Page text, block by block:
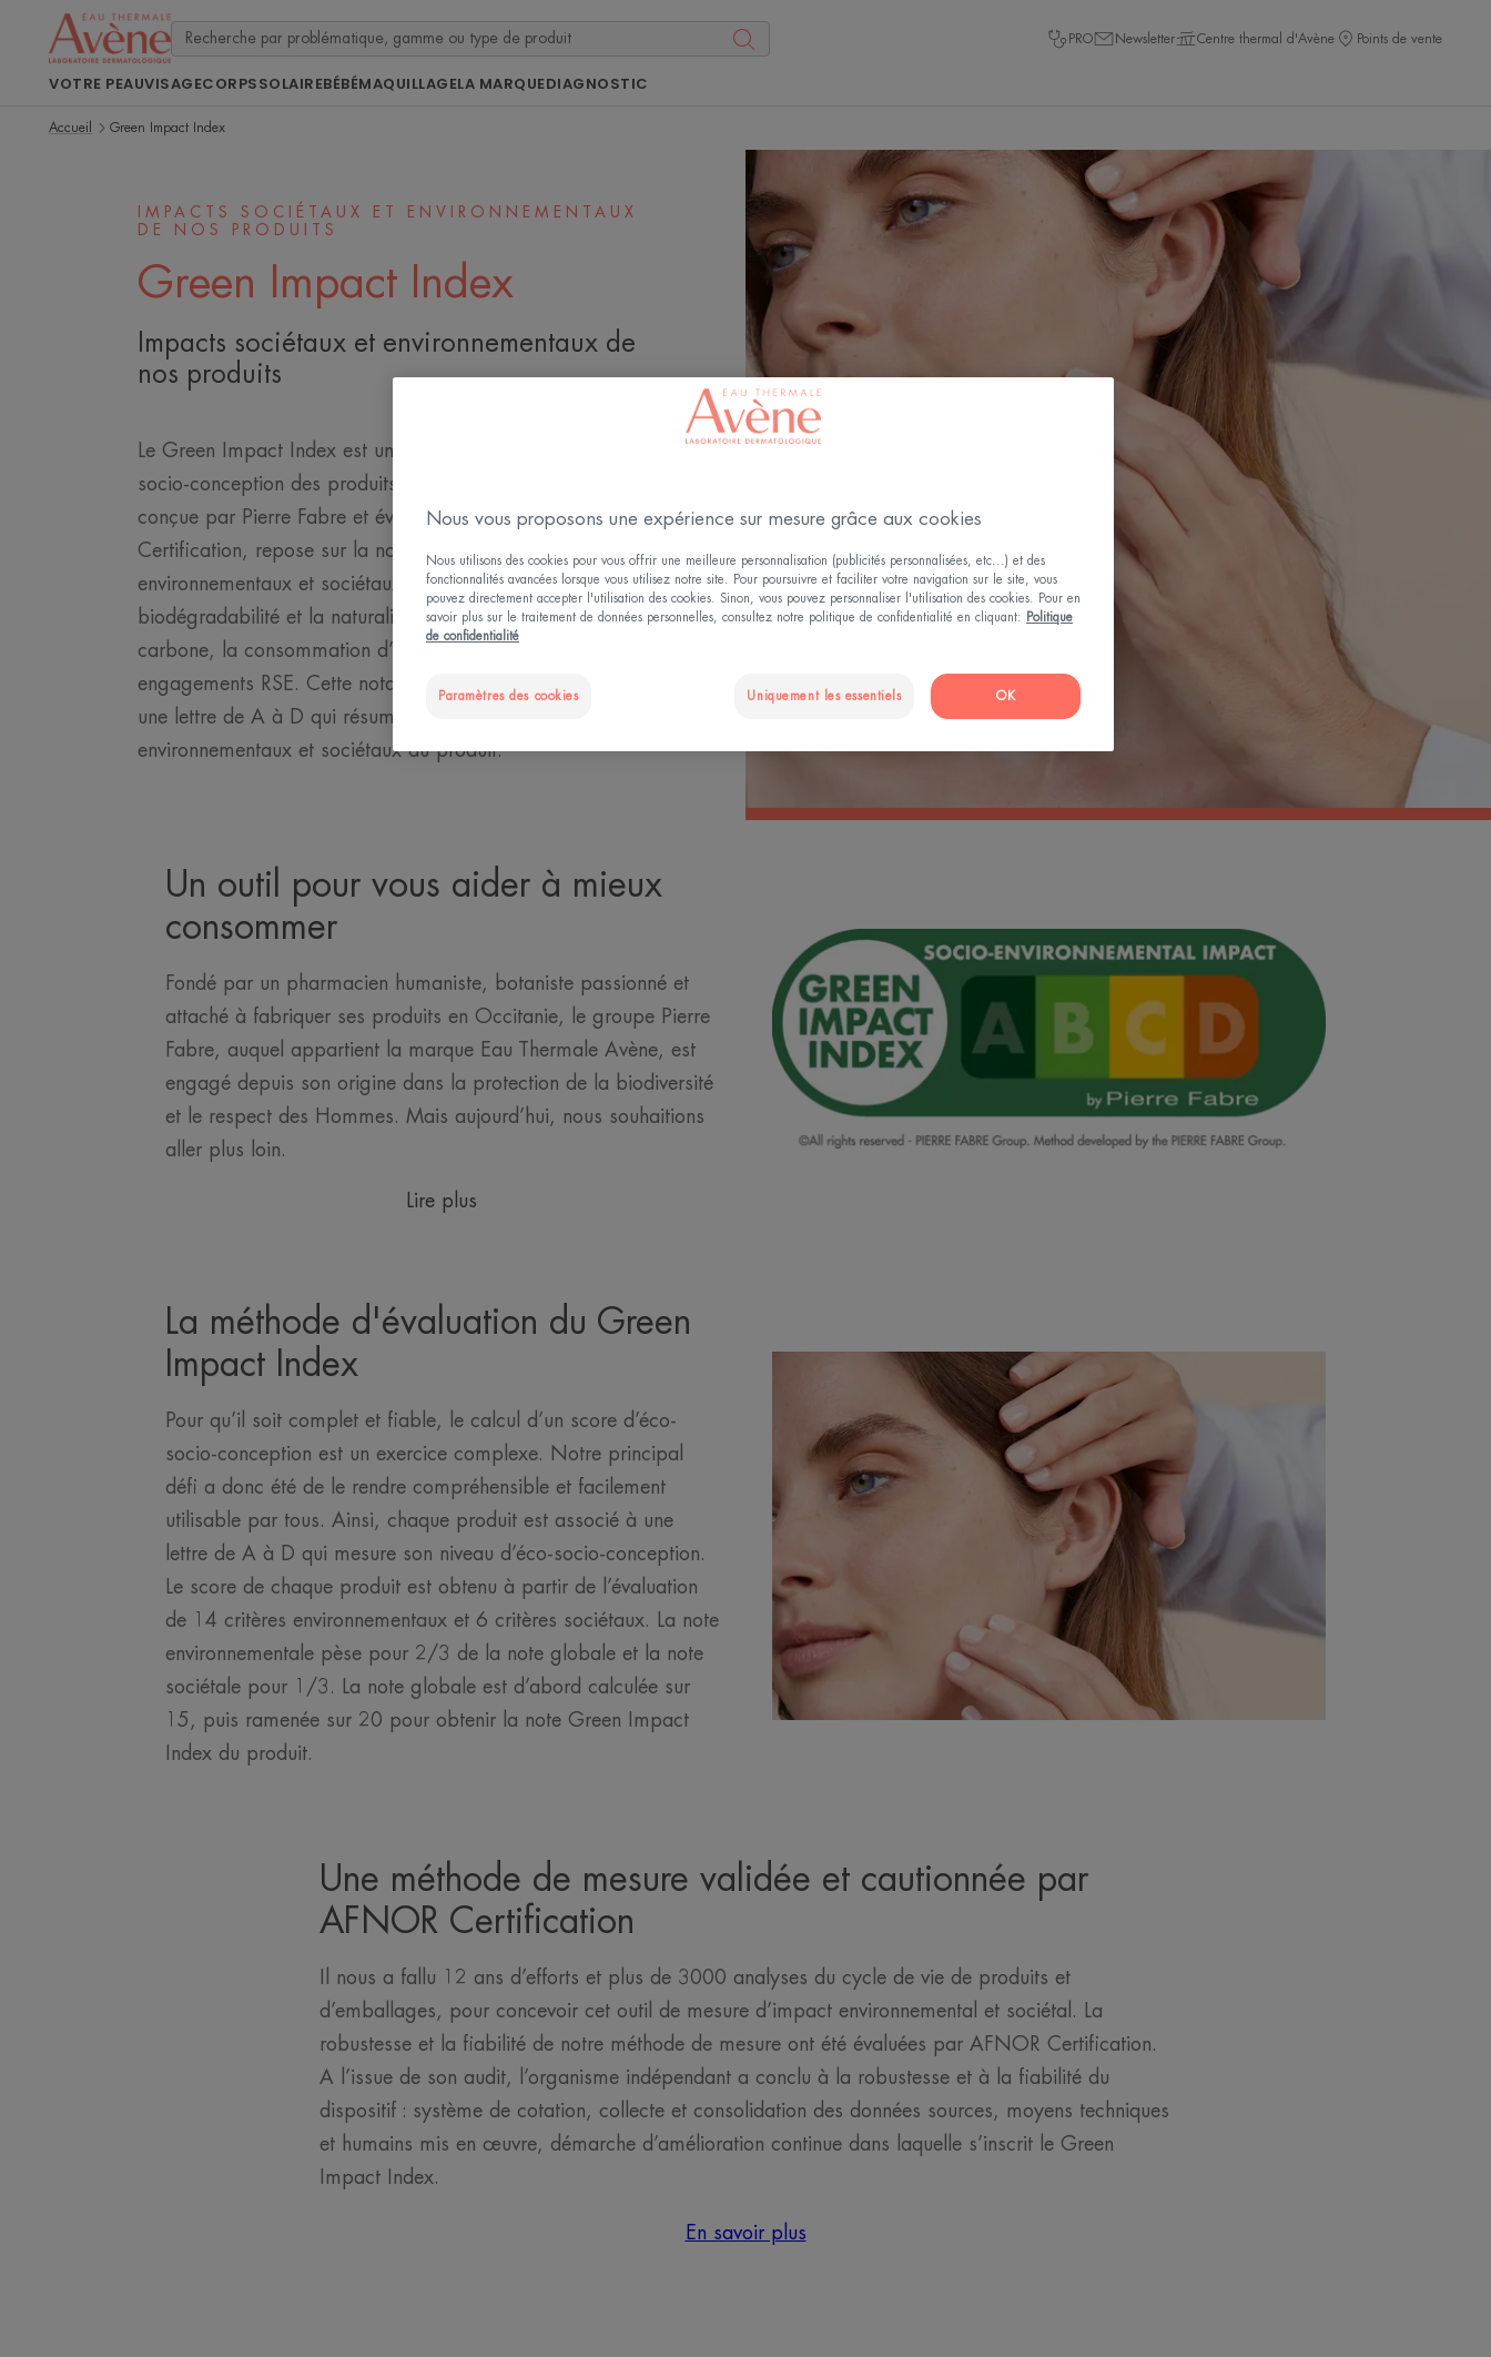
PRO Newsletter Centre thermal d'Avène Points de vente
VOTRE PEAUVISAGECORPSSOLAIREBÉBÉMAQUILLAGELA MARQUEDIAGNOSTIC
Accueil Green Impact Index
IMPACTS SOCIÉTAUX ET ENVIRONNEMENTAUX
DE NOS PRODUITS
Green Impact Index
Impacts sociétaux et environnementaux de
nos produits
Le Green Impact Index est un outil de mesure de l’éco-
socio-conception des produits cosmétiques. Sa méthode,
conçue par Pierre Fabre et évaluée par AFNOR
Certification, repose sur la notation de 20 critères
environnementaux et sociétaux, tels que, la
biodégradabilité et la naturalité de la formule, l’empreinte
carbone, la consommation d’eau ou encore les
engagements RSE. Cette notation est ensuite traduite par
une lettre de A à D qui résume les impacts
environnementaux et sociétaux du produit.
Un outil pour vous aider à mieux
consommer
Fondé par un pharmacien humaniste, botaniste passionné et
attaché à fabriquer ses produits en Occitanie, le groupe Pierre
Fabre, auquel appartient la marque Eau Thermale Avène, est
engagé depuis son origine dans la protection de la biodiversité
et le respect des Hommes. Mais aujourd’hui, nous souhaitions
aller plus loin.
Lire plus
La méthode d'évaluation du Green
Impact Index
Pour qu’il soit complet et fiable, le calcul d’un score d’éco-
socio-conception est un exercice complexe. Notre principal
défi a donc été de le rendre compréhensible et facilement
utilisable par tous. Ainsi, chaque produit est associé à une
lettre de A à D qui mesure son niveau d’éco-socio-conception.
Le score de chaque produit est obtenu à partir de l’évaluation
de 14 critères environnementaux et 6 critères sociétaux. La note
environnementale pèse pour 2/3 de la note globale et la note
sociétale pour 1/3. La note globale est d’abord calculée sur
15, puis ramenée sur 20 pour obtenir la note Green Impact
Index du produit.
Une méthode de mesure validée et cautionnée par
AFNOR Certification
Il nous a fallu 12 ans d’efforts et plus de 3000 analyses du cycle de vie de produits et
d’emballages, pour concevoir cet outil de mesure d’impact environnemental et sociétal. La
robustesse et la fiabilité de notre méthode de mesure ont été évaluées par AFNOR Certification.
A l’issue de son audit, l’organisme indépendant a conclu à la robustesse et à la fiabilité du
dispositif : système de cotation, collecte et consolidation des données sources, moyens techniques
et humains mis en œuvre, démarche d’amélioration continue dans laquelle s’inscrit le Green
Impact Index.
En savoir plus
Nous vous proposons une expérience sur mesure grâce aux cookies
Nous utilisons des cookies pour vous offrir une meilleure personnalisation (publicités personnalisées, etc...) et des
fonctionnalités avancées lorsque vous utilisez notre site. Pour poursuivre et faciliter votre navigation sur le site, vous
pouvez directement accepter l'utilisation des cookies. Sinon, vous pouvez personnaliser l'utilisation des cookies. Pour en
savoir plus sur le traitement de données personnelles, consultez notre politique de confidentialité en cliquant:
Politique
de confidentialité
Paramètres des cookies Uniquement les essentiels OK